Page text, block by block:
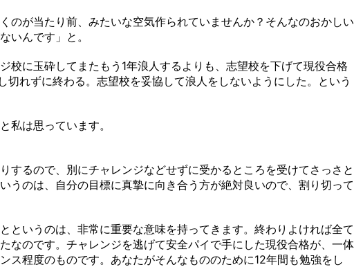
が当たり前、みたいな空気作られていませんか？そんなのおかしい
いんです」と。
に玉砕してまたもう1年浪人するよりも、志望校を下げて現役合格
れずに終わる。志望校を妥協して浪人をしないようにした。という
私は思っています。
るので、別にチャレンジなどせずに受かるところを受けてさっさと
のは、自分の目標に真摯に向き合う方が絶対良いので、割り切って
いうのは、非常に重要な意味を持ってきます。終わりよければ全て
なのです。チャレンジを逃げて安全パイで手にした現役合格が、一体
程度のものです。あなたがそんなもののために12年間も勉強をし